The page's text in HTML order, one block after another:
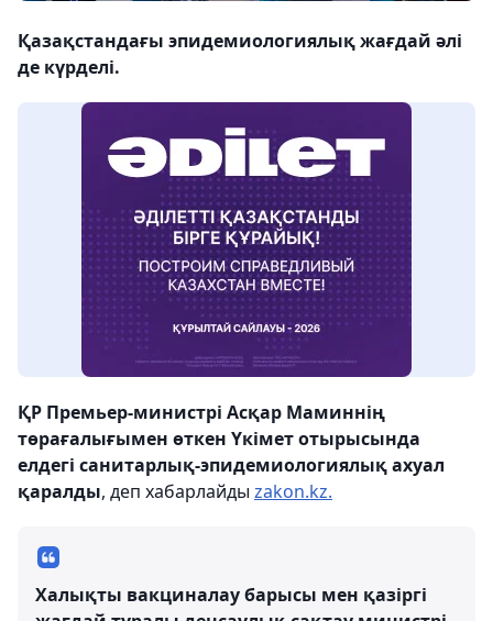
Қазақстандағы эпидемиологиялық жағдай әлі
де күрделі.
ҚР Премьер-министрі Асқар Маминнің
төрағалығымен өткен Үкімет отырысында
елдегі санитарлық-эпидемиологиялық ахуал
қаралды, деп хабарлайды zakon.kz.
Халықты вакциналау барысы мен қазіргі